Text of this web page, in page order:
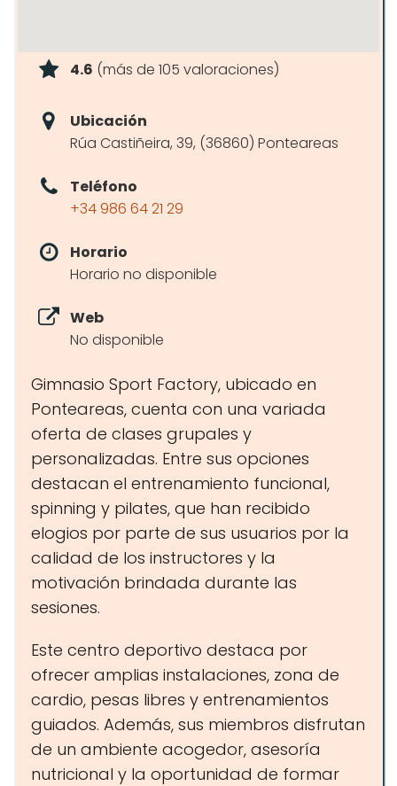
4.6 (más de 105 valoraciones)
Ubicación
Rúa Castiñeira, 39, (36860) Ponteareas
Teléfono
+34 986 64 21 29
Horario
Horario no disponible
Web
No disponible
Gimnasio Sport Factory, ubicado en
Ponteareas, cuenta con una variada
oferta de clases grupales y
personalizadas. Entre sus opciones
destacan el entrenamiento funcional,
spinning y pilates, que han recibido
elogios por parte de sus usuarios por la
calidad de los instructores y la
motivación brindada durante las
sesiones.
Este centro deportivo destaca por
ofrecer amplias instalaciones, zona de
cardio, pesas libres y entrenamientos
guiados. Además, sus miembros disfrutan
de un ambiente acogedor, asesoría
nutricional y la oportunidad de formar